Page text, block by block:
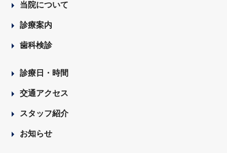
当院について
診療案内
歯科検診
診療日・時間
交通アクセス
スタッフ紹介
お知らせ